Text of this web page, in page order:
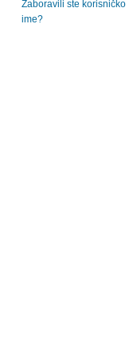
Zaboravili ste korisničko
ime?